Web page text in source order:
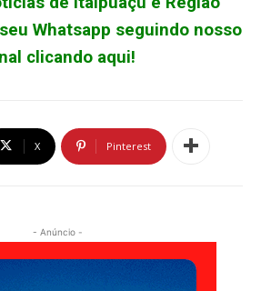
Whatsapp seguindo nosso
clicando aqui!
X Pinterest
- Anúncio -